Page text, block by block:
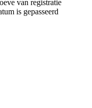
van registratie
is gepasseerd